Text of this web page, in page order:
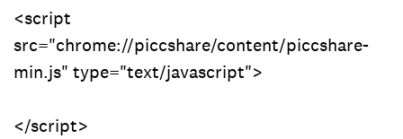
<script
src="chrome://piccshare/content/piccshare-
min.js" type="text/javascript">
</script>